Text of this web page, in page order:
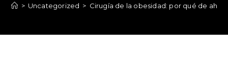
> Uncategorized > Cirugía de la obesidad: por qué de